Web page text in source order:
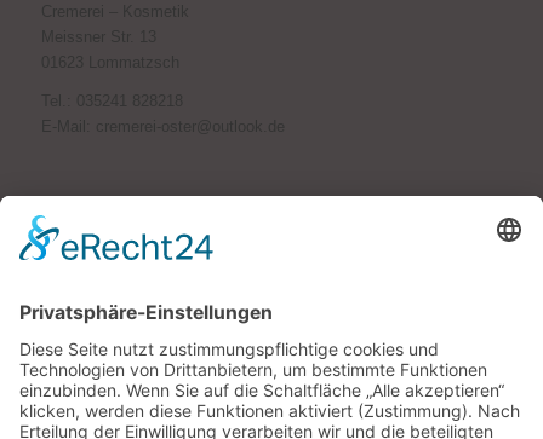
Cremerei – Kosmetik
Meissner Str. 13
01623 Lommatzsch
035241 828218
E-Mail:
cremerei-oster@outlook.de